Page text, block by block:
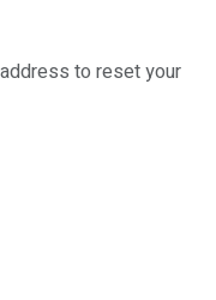
to reset your